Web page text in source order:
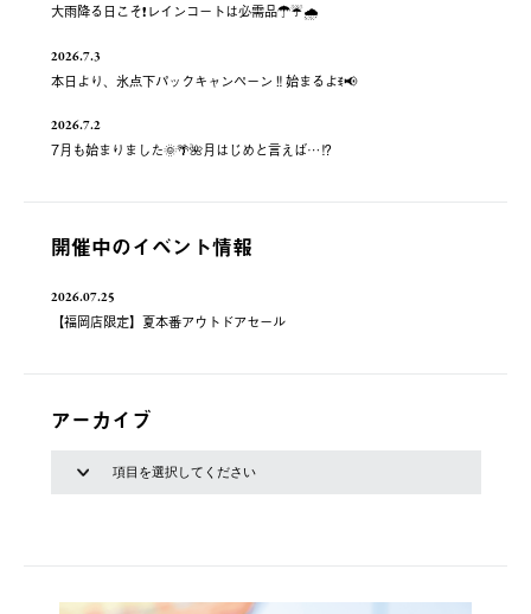
大雨降る日こそ❗️レインコートは必需品☂️☔️🌧
2026.7.3
本日より、氷点下パックキャンペーン‼️始まるよꉂ📢
2026.7.2
7月も始まりました🌞🌴🌺月はじめと言えば…⁉️
開催中のイベント情報
2026.07.25
【福岡店限定】夏本番アウトドアセール
アーカイブ